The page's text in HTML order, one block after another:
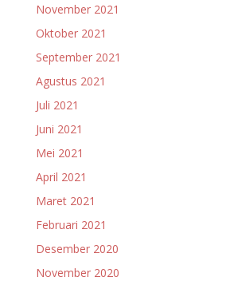
November 2021
Oktober 2021
September 2021
Agustus 2021
Juli 2021
Juni 2021
Mei 2021
April 2021
Maret 2021
Februari 2021
Desember 2020
November 2020